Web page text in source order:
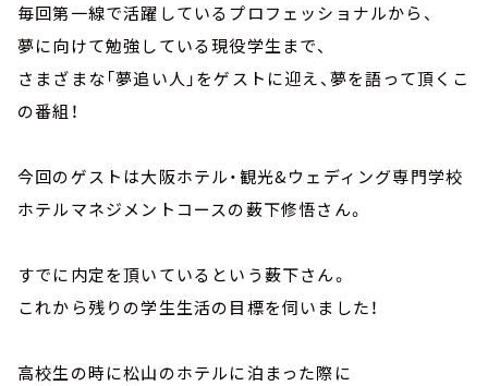
毎回第一線で活躍しているプロフェッショナルから、
夢に向けて勉強している現役学生まで、
さまざまな「夢追い人」をゲストに迎え、夢を語って頂くこ
の番組！
今回のゲストは大阪ホテル・観光&ウェディング専門学校
ホテルマネジメントコースの薮下修悟さん。
すでに内定を頂いているという薮下さん。
これから残りの学生生活の目標を伺いました！
高校生の時に松山のホテルに泊まった際に